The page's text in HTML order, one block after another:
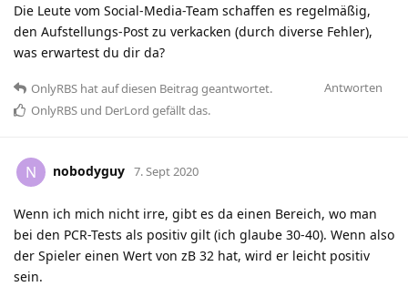
Die Leute vom Social-Media-Team schaffen es regelmäßig,
den Aufstellungs-Post zu verkacken (durch diverse Fehler),
was erwartest du dir da?
Antworten
OnlyRBS hatauf diesen Beitrag geantwortet.
OnlyRBS und DerLord gefällt das.
N nobodyguy 7. Sept 2020
Wenn ich mich nicht irre, gibt es da einen Bereich, wo man
bei den PCR-Tests als positiv gilt (ich glaube 30-40). Wenn also
der Spieler einen Wert von zB 32 hat, wird er leicht positiv
sein.